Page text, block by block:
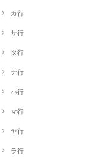
カ行
サ行
タ行
ナ行
ハ行
マ行
ヤ行
ラ行